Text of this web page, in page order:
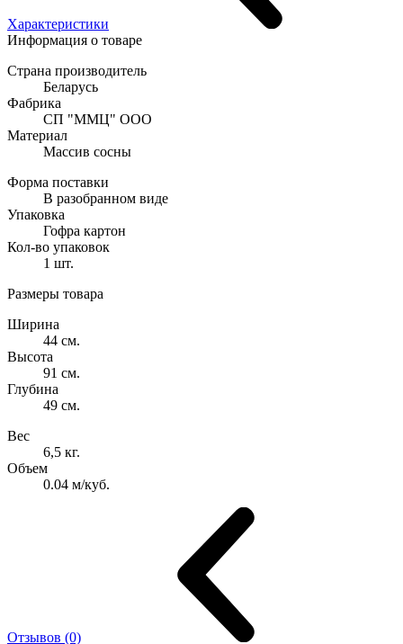
Характеристики
Информация о товаре
Страна производитель
Беларусь
Фабрика
СП "ММЦ" ООО
Материал
Массив сосны
Форма поставки
В разобранном виде
Упаковка
Гофра картон
Кол-во упаковок
1 шт.
Размеры товара
Ширина
44 см.
Высота
91 см.
Глубина
49 см.
Вес
6,5 кг.
Объем
0.04 м/куб.
Отзывов (0)